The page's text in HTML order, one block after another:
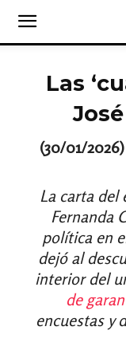
Las
(30/01/2026)
La carta del
Fernanda
política en
dejó al
interior del
de
encuestas y